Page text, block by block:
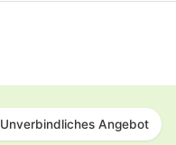
Unverbindliches Angebot